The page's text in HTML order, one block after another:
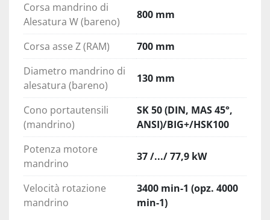
Corsa mandrino di
Alesatura W (bareno)
800 mm
Corsa asse Z (RAM)
700 mm
Diametro mandrino di
alesatura (bareno)
130 mm
Cono portautensili
(mandrino)
SK 50 (DIN, MAS 45°,
ANSI)/BIG+/HSK100
Potenza motore
mandrino
37 /.../ 77,9 kW
Velocità rotazione
mandrino
3400 min-1 (opz. 4000
min-1)